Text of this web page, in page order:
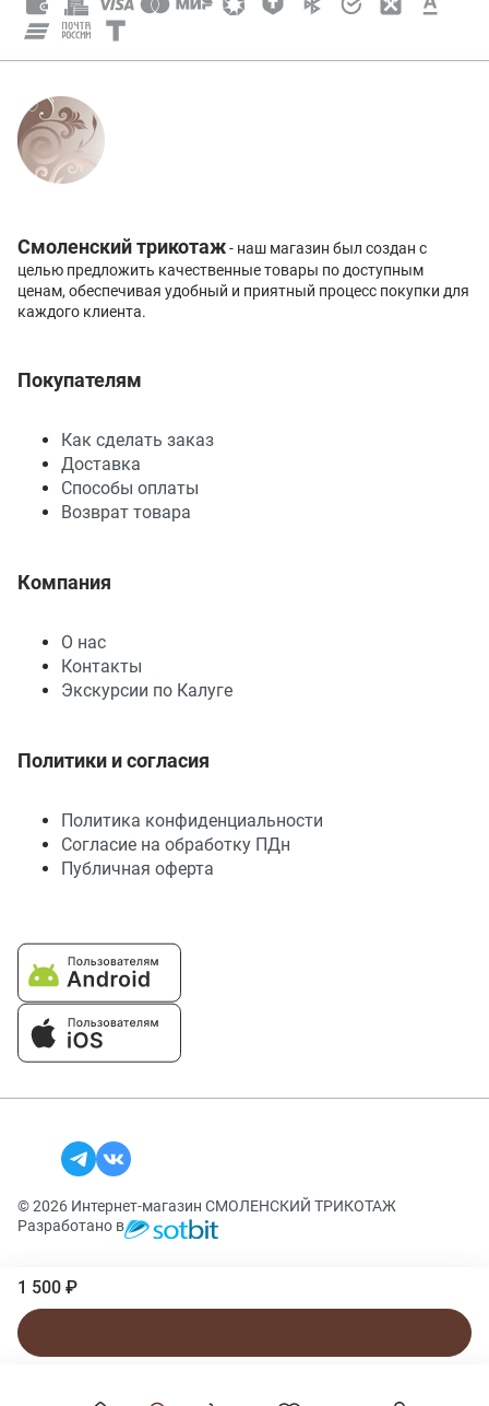
1 500 ₽
Смоленский трикотаж- наш магазин был создан с
целью предложить качественные товары по доступным
ценам, обеспечивая удобный и приятный процесс покупки для
каждого клиента.
Покупателям
Как сделать заказ
Доставка
Способы оплаты
Возврат товара
Компания
О нас
Контакты
Экскурсии по Калуге
Политики и согласия
Политика конфиденциальности
Согласие на обработку ПДн
Публичная оферта
© 2026 Интернет-магазин СМОЛЕНСКИЙ ТРИКОТАЖ
Разработано в